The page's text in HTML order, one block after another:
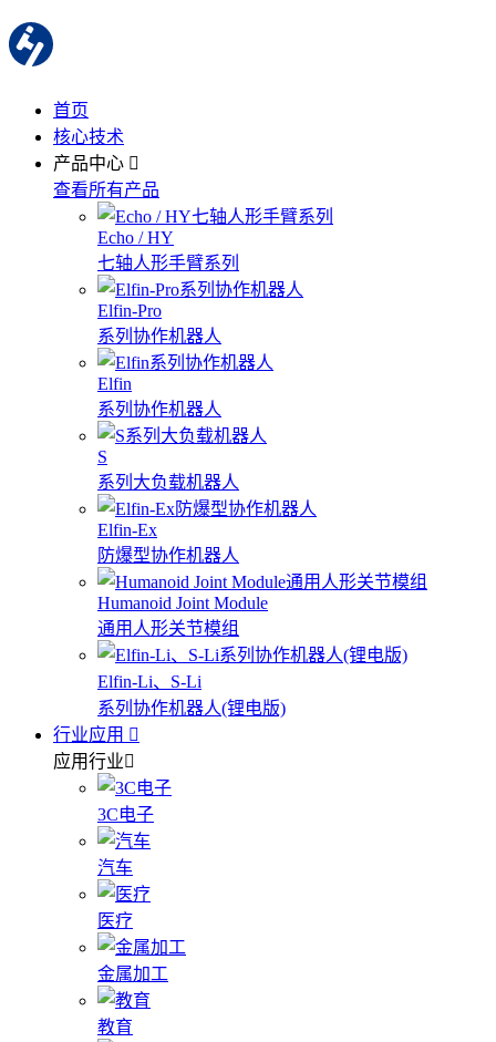
首页
核心技术
产品中心
查看所有产品
Echo / HY
七轴人形手臂系列
Elfin-Pro
系列协作机器人
Elfin
系列协作机器人
S
系列大负载机器人
Elfin-Ex
防爆型协作机器人
Humanoid Joint Module
通用人形关节模组
Elfin-Li、S-Li
系列协作机器人(锂电版)
行业应用
应用行业
3C电子
汽车
医疗
金属加工
教育